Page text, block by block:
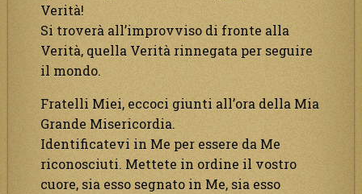
Verità!
Si troverà all’improvviso di fronte alla
Verità, quella Verità rinnegata per seguire
il mondo.
Fratelli Miei, eccoci giunti all’ora della Mia
Grande Misericordia.
Identificatevi in Me per essere da Me
riconosciuti. Mettete in ordine il vostro
cuore, sia esso segnato in Me, sia esso